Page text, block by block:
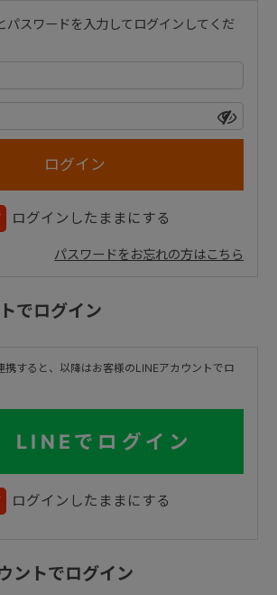
パスワードを入力してログインしてくだ
ログインしたままにする
パスワードをお忘れの方はこちら
でログイン
携すると、以降はお客様のLINEアカウントでロ
LINEでログイン
ログインしたままにする
ントでログイン